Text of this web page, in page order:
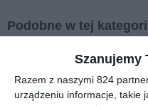
Szanujemy
Razem z naszymi 824
urządzeniu informacje, takie
Podobne w tej